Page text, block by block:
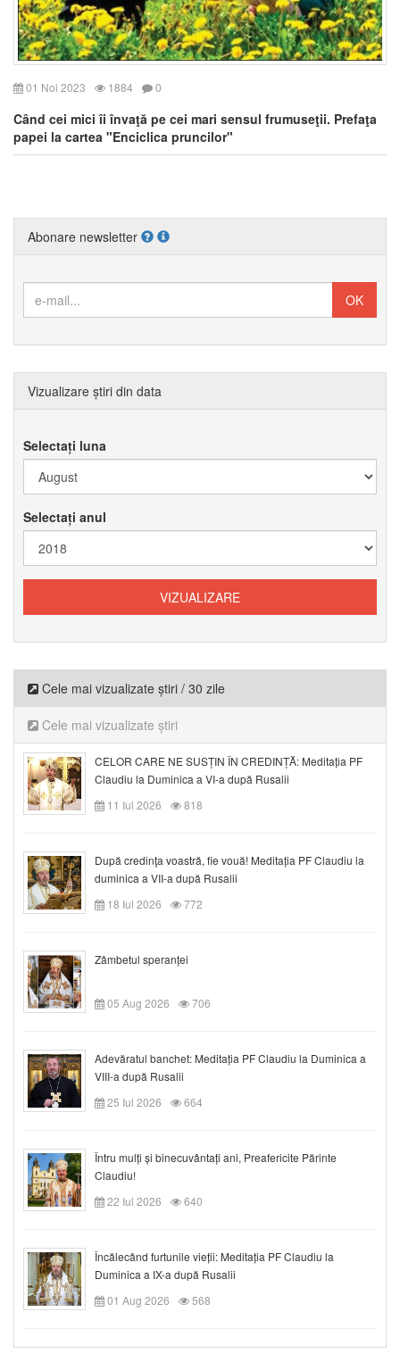
01 Noi 2023 1884 0
Când cei mici îi învaţă pe cei mari sensul frumuseţii. Prefaţa
papei la cartea "Enciclica pruncilor"
Abonare newsletter
Vizualizare știri din data
Selectați luna
Selectați anul
Cele mai vizualizate știri / 30 zile
Cele mai vizualizate știri
CELOR CARE NE SUSȚIN ÎN CREDINȚĂ: Meditația PF
Claudiu la Duminica a VI-a după Rusalii
11 Iul 2026
818
După credinţa voastră, fie vouă! Meditația PF Claudiu la
duminica a VII-a după Rusalii
18 Iul 2026
772
Zâmbetul speranței
05 Aug 2026 706
Adevăratul banchet: Meditația PF Claudiu la Duminica a
VIII-a după Rusalii
25 Iul 2026
664
Întru mulți și binecuvântați ani, Preafericite Părinte
Claudiu!
22 Iul 2026
640
Încălecând furtunile vieții: Meditația PF Claudiu la
Duminica a IX-a după Rusalii
01 Aug 2026
568